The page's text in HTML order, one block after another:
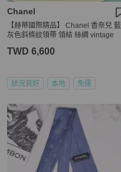
Chanel
【赫蒂國際精品】 Chanel 香奈兒 藍
灰色斜條紋領帶 領結 絲綢 vintage
TWD 6,600
狀況良好 本地 免運